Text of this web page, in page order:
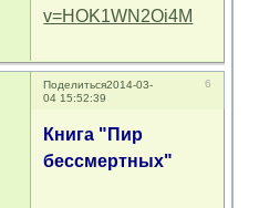
v=HOK1WN2Oi4M
Поделиться 6
2014-03-
04 15:52:39
Книга "Пир
бессмертных"